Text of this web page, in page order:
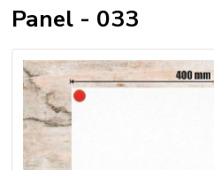
Panel - 033